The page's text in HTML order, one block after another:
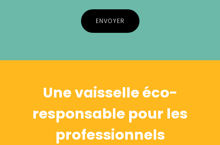
Une vaisselle éco-
responsable pour les
professionnels